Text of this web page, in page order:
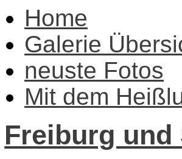
Home
Galerie
neuste Fotos
Mit dem
Freiburg